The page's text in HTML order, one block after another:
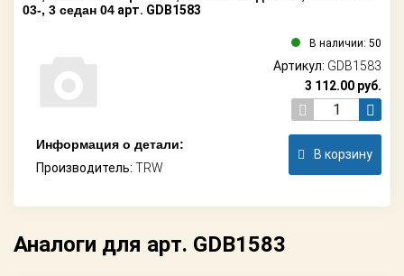
03-, 3 седан 04 арт. GDB1583
Информация о детали:
Производитель: TRW
В наличии: 50
Артикул: GDB1583
3 112.00 руб.
В корзину
Аналоги для арт. GDB1583